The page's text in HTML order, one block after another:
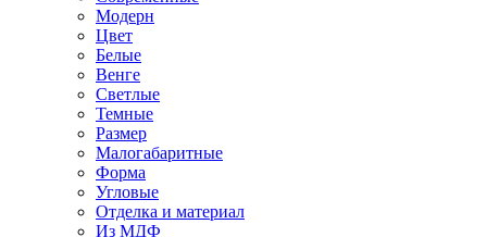
Модерн
Цвет
Белые
Венге
Светлые
Темные
Размер
Малогабаритные
Форма
Угловые
Отделка и материал
Из МДФ